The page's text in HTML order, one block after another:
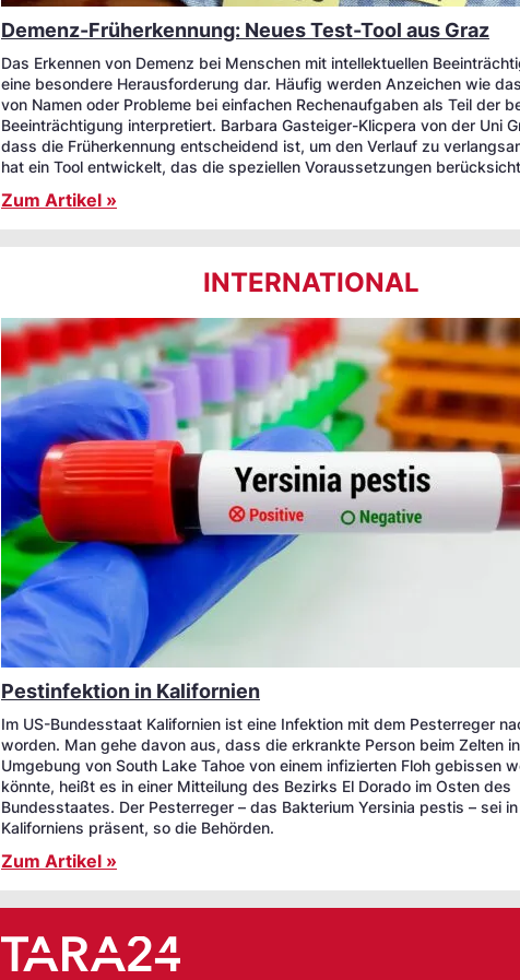
Demenz-Früherkennung: Neues Test-Tool aus Graz
Das Erkennen von Demenz bei Menschen mit intellektuellen
eine besondere Herausforderung dar. Häufig werden Anzeichen wie
von Namen oder Probleme bei einfachen Rechenaufgaben als Teil der
Beeinträchtigung interpretiert. Barbara Gasteiger-Klicpera von der Uni
dass die Früherkennung entscheidend ist, um den Verlauf zu
hat ein Tool entwickelt, das die speziellen Voraussetzungen
Zum Artikel »
INTERNATIONAL
Pestinfektion in Kalifornien
Im US-Bundesstaat Kalifornien ist eine Infektion mit dem Pesterreger
worden. Man gehe davon aus, dass die erkrankte Person beim Zelten
Umgebung von South Lake Tahoe von einem infizierten Floh gebissen
könnte, heißt es in einer Mitteilung des Bezirks El Dorado im Osten des
Bundesstaates. Der Pesterreger – das Bakterium Yersinia pestis – sei
Kaliforniens präsent, so die Behörden.
Zum Artikel »